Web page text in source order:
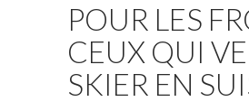
POUR LES
CEUX QUI
SKIER EN